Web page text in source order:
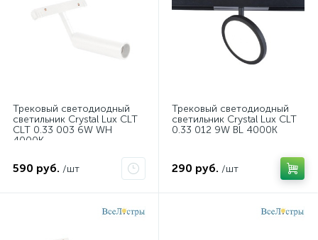
Трековый светодиодный
светильник Crystal Lux CLT
CLT 0.33 003 6W WH
4000К
590 руб. /шт
Трековый светодиодный
светильник Crystal Lux CLT
0.33 012 9W BL 4000K
290 руб. /шт